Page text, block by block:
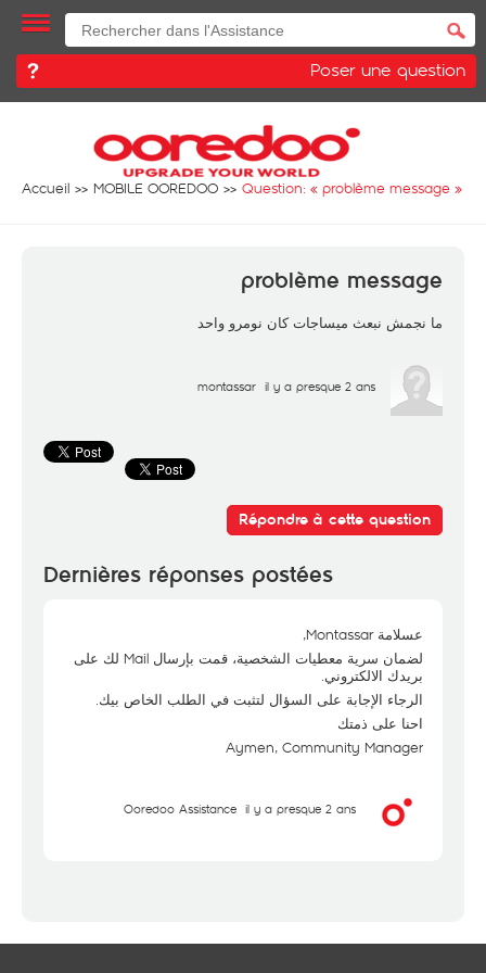
Poser une question
Accueil MOBILE OOREDOO Question: « problème message »
problème message
ما نجمش نبعث ميساجات كان نومرو واحد
montassar il y a presque 2 ans
Répondre à cette question
Dernières réponses postées
عسلامة Montassar,
لضمان سرية معطيات الشخصية، قمت بإرسال Mail لك على
بريدك الالكتروني.
الرجاء الإجابة على السؤال لتثبت في الطلب الخاص بيك.
احنا على ذمتك
Aymen, Community Manager
Ooredoo Assistance il y a presque 2 ans